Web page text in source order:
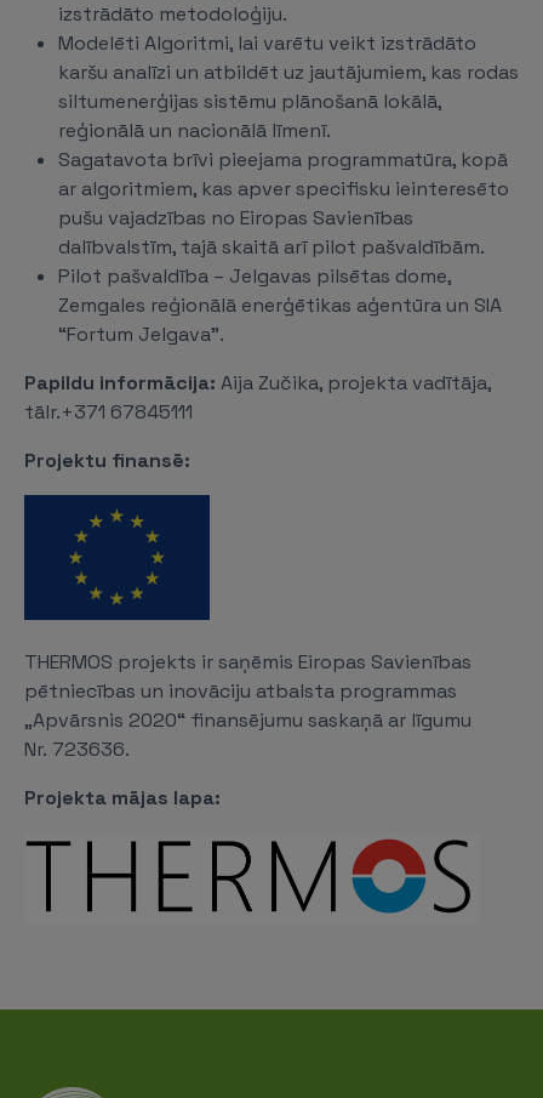
izstrādāto metodoloģiju.
Modelēti Algoritmi, lai varētu veikt izstrādāto
karšu analīzi un atbildēt uz jautājumiem, kas rodas
siltumenerģijas sistēmu plānošanā lokālā,
reģionālā un nacionālā līmenī.
Sagatavota brīvi pieejama programmatūra, kopā
ar algoritmiem, kas apver specifisku ieinteresēto
pušu vajadzības no Eiropas Savienības
dalībvalstīm, tajā skaitā arī pilot pašvaldībām.
Pilot pašvaldība – Jelgavas pilsētas dome,
Zemgales reģionālā enerģētikas aģentūra un SIA
“Fortum Jelgava”.
Papildu informācija: Aija Zučika, projekta vadītāja,
tālr.+371 67845111
Projektu finansē:
THERMOS projekts ir saņēmis Eiropas Savienības
pētniecības un inovāciju atbalsta programmas
„Apvārsnis 2020“ finansējumu saskaņā ar līgumu
Nr. 723636.
Projekta mājas lapa: